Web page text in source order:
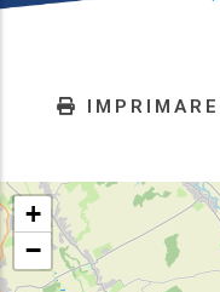
IMPRIMARE
+
−